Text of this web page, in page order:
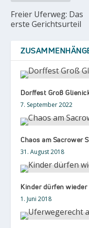
Freier Uferweg: Das
erste Gerichtsurteil
Dorffest Groß
7. September 2022
Chaos am Sacrower
31. August 2018
Kinder dürfen
1. Juni 2018